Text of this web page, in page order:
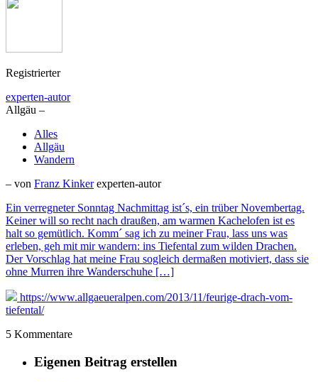
Registrierter
experten-autor
Allgäu –
Alles
Allgäu
Wandern
– von Franz Kinker experten-autor
Ein verregneter Sonntag Nachmittag ist´s, ein trüber Novembertag.
Keiner will so recht nach draußen, am warmen Kachelofen ist es
halt so gemütlich. Komm´ sag ich zu meiner Frau, lass uns was
erleben, geh mit mir wandern: ins Tiefental zum wilden Drachen.
Der Vorschlag hat meine Frau sogleich dermaßen motiviert, dass sie
ohne Murren ihre Wanderschuhe […]
https://www.allgaeueralpen.com/2013/11/feurige-drach-vom-
tiefental/
5 Kommentare
Eigenen Beitrag erstellen